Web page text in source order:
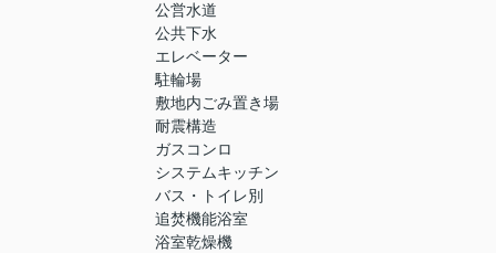
公営水道
公共下水
エレベーター
駐輪場
敷地内ごみ置き場
耐震構造
ガスコンロ
システムキッチン
バス・トイレ別
追焚機能浴室
浴室乾燥機